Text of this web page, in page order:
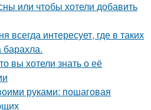
или чтобы хотели добавить
всегда интересует, где в таких
барахла.
вы хотели знать о её
руками: пошаговая